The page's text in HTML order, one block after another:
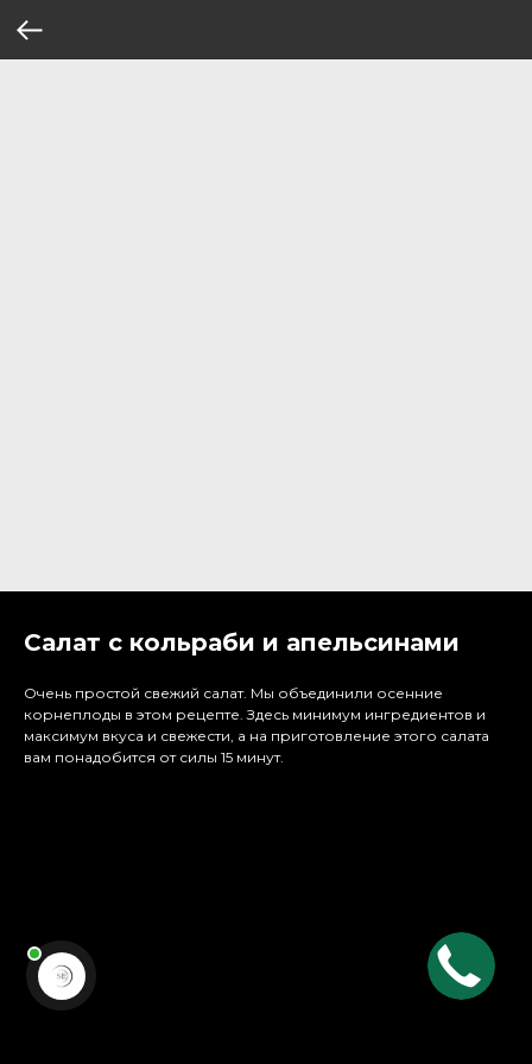
Салат с кольраби и апельсинами
Очень простой свежий салат. Мы объединили осенние
корнеплоды в этом рецепте. Здесь минимум ингредиентов и
максимум вкуса и свежести, а на приготовление этого салата
вам понадобится от силы 15 минут.